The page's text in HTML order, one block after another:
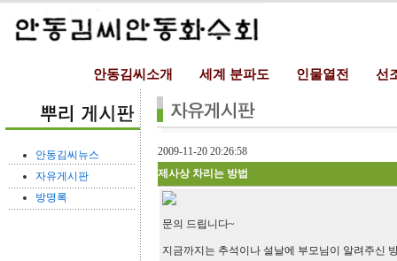
안동김씨소개 세계 분파도 인물열전 선
안동김씨뉴스
자유게시판
방명록
2009-11-20 20:26:58
제사상 차리는 방법
문의 드립니다~
지금까지는 추석이나 설날에 부모님이 알려주신